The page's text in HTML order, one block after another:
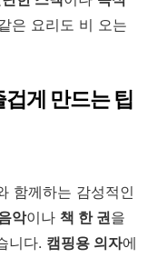
은 요리도 비 오는
겁게 만드는 팁
함께하는 감성적인
악이나 책 한 권을
니다. 캠핑용 의자에